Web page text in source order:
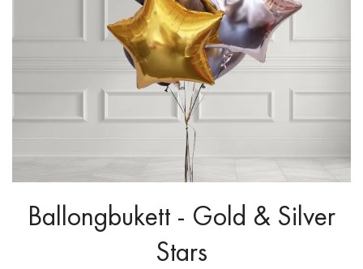
Ballongbukett - Gold & Silver
Stars